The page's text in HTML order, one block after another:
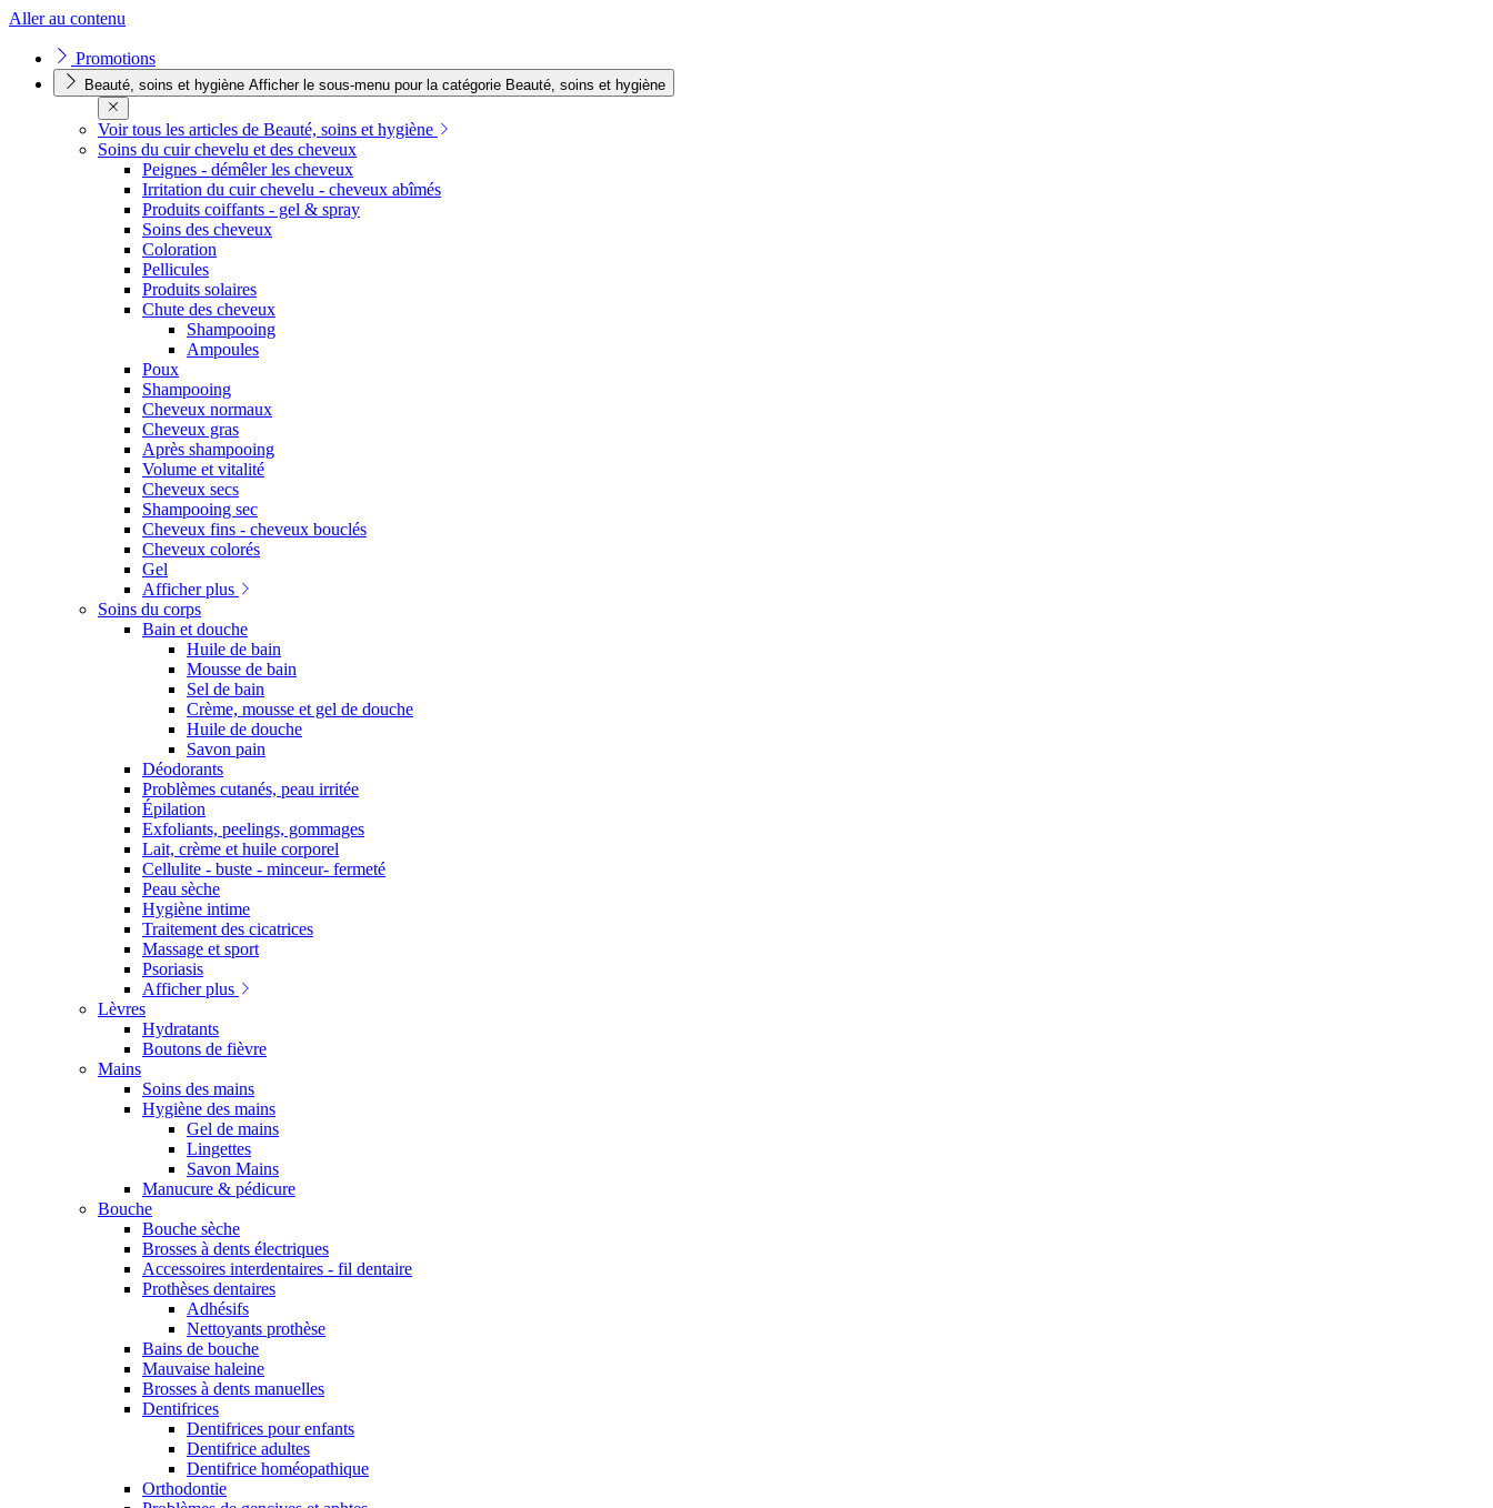
Aller au contenu
Promotions
Beauté, soins et hygiène Afficher le sous-menu pour la catégorie Beauté, soins et hygiène
Voir tous les articles de Beauté, soins et hygiène
Soins du cuir chevelu et des cheveux
Peignes - démêler les cheveux
Irritation du cuir chevelu - cheveux abîmés
Produits coiffants - gel & spray
Soins des cheveux
Coloration
Pellicules
Produits solaires
Chute des cheveux
Shampooing
Ampoules
Poux
Shampooing
Cheveux normaux
Cheveux gras
Après shampooing
Volume et vitalité
Cheveux secs
Shampooing sec
Cheveux fins - cheveux bouclés
Cheveux colorés
Gel
Afficher plus
Soins du corps
Bain et douche
Huile de bain
Mousse de bain
Sel de bain
Crème, mousse et gel de douche
Huile de douche
Savon pain
Déodorants
Problèmes cutanés, peau irritée
Épilation
Exfoliants, peelings, gommages
Lait, crème et huile corporel
Cellulite - buste - minceur- fermeté
Peau sèche
Hygiène intime
Traitement des cicatrices
Massage et sport
Psoriasis
Afficher plus
Lèvres
Hydratants
Boutons de fièvre
Mains
Soins des mains
Hygiène des mains
Gel de mains
Lingettes
Savon Mains
Manucure & pédicure
Bouche
Bouche sèche
Brosses à dents électriques
Accessoires interdentaires - fil dentaire
Prothèses dentaires
Adhésifs
Nettoyants prothèse
Bains de bouche
Mauvaise haleine
Brosses à dents manuelles
Dentifrices
Dentifrices pour enfants
Dentifrice adultes
Dentifrice homéopathique
Orthodontie